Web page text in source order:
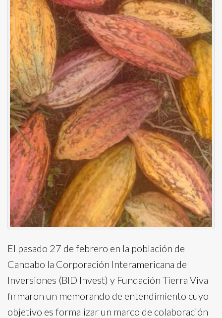
El pasado 27 de febrero en la población de
Canoabo la Corporación Interamericana de
Inversiones (BID Invest) y Fundación Tierra Viva
firmaron un memorando de entendimiento cuyo
objetivo es formalizar un marco de colaboración